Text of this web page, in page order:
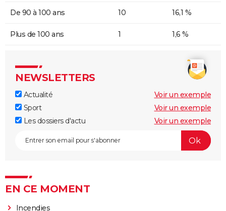
De 90 à 100 ans 10 16,1 %
Plus de 100 ans 1 1,6 %
NEWSLETTERS
Actualité
Voir un exemple
Sport
Voir un exemple
Les dossiers d'actu
Voir un exemple
EN CE MOMENT
Incendies